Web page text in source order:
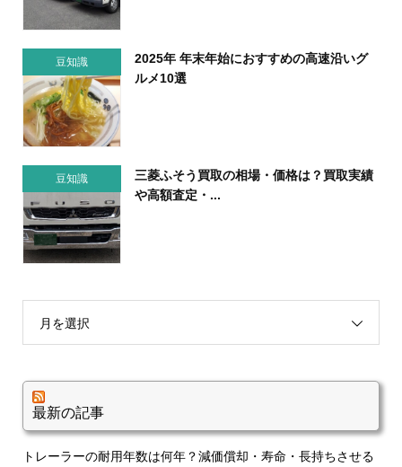
豆知識
2025年 年末年始におすすめの高速沿いグ
ルメ10選
豆知識
三菱ふそう買取の相場・価格は？買取実績
や高額査定・...
月を選択
最新の記事
トレーラーの耐用年数は何年？減価償却・寿命・長持ちさせる